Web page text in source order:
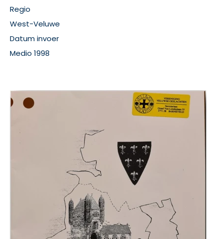
Regio
West-Veluwe
Datum invoer
Medio 1998